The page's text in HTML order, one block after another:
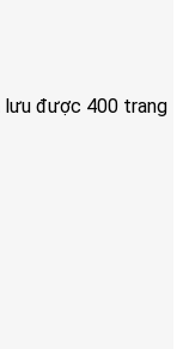
được 400 trang